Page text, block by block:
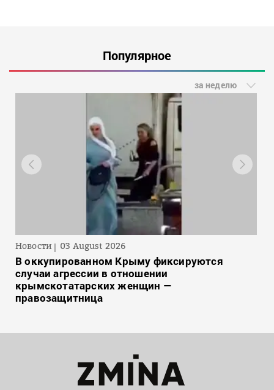
Популярное
за неделю
Новости 03 August 2026
В оккупированном Крыму фиксируются
случаи агрессии в отношении
крымскотатарских женщин —
правозащитница